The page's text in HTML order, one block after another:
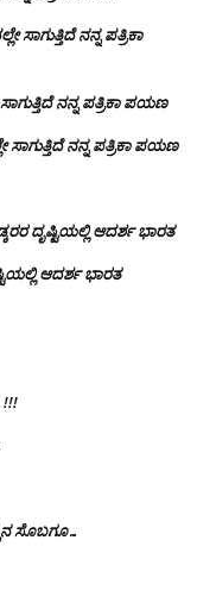
ನನ್ನ ಪತ್ರಿಕಾ
ನನ್ನ ಪತ್ರಿಕಾ ಪಯಣ
ನನ್ನ ಪತ್ರಿಕಾ ಪಯಣ
ದೃಷ್ಟಿಯಲ್ಲಿ ಆದರ್ಶ ಭಾರತ
ಆದರ್ಶ ಭಾರತ
ಸೊಬಗೂ…